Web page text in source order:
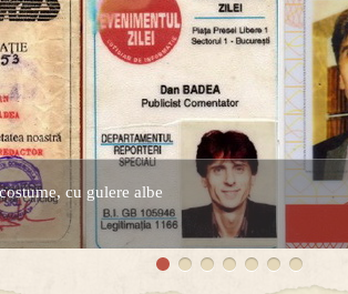
cu gulere albe
controversatele conturi secrete ale Securitatii.